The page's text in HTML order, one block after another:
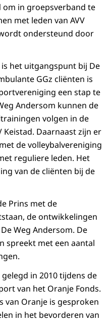
in groepsverband te
met leden van AVV
ondersteund door
het uitgangspunt bij De
GGz cliënten is
een stap te
Andersom kunnen de
volgen in de
Daarnaast zijn er
de volleybalvereniging
reguliere leden. Het
van de cliënten bij de
Prins met de
de ontwikkelingen
Weg Andersom. De
spreekt met een aantal
in 2010 tijdens de
van het Oranje Fonds.
van Oranje is gesproken
in het bevorderen van